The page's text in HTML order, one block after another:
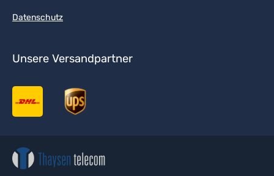
Datenschutz
Unsere Versandpartner